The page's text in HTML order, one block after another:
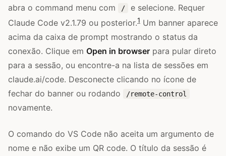
abra o command menu com /
e selecione. Requer
Claude Code v2.1.79 ou posterior.1 Um banner aparece
acima da caixa de prompt mostrando o status da
conexão. Clique em Open in browser para pular direto
para a sessão, ou encontre-a na lista de sessões em
claude.ai/code. Desconecte clicando no ícone de
fechar do banner ou rodando
/remote-control
novamente.
O comando do VS Code não aceita um argumento de
nome e não exibe um QR code. O título da sessão é